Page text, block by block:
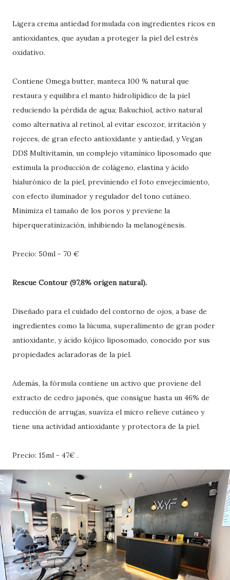
Ligera crema antiedad formulada con ingredientes ricos en
antioxidantes, que ayudan a proteger la piel del estrés
oxidativo.
Contiene Omega butter, manteca 100 % natural que
restaura y equilibra el manto hidrolipídico de la piel
reduciendo la pérdida de agua; Bakuchiol, activo natural
como alternativa al retinol, al evitar escozor, irritación y
rojeces, de gran efecto antioxidante y antiedad, y Vegan
DDS Multivitamin, un complejo vitamínico liposomado que
estimula la producción de colágeno, elastina y ácido
hialurónico de la piel, previniendo el foto envejecimiento,
con efecto iluminador y regulador del tono cutáneo.
Minimiza el tamaño de los poros y previene la
hiperqueratinización, inhibiendo la melanogénesis.
Precio: 50ml - 70 €
Rescue Contour (97,8% origen natural).
Diseñado para el cuidado del contorno de ojos, a base de
ingredientes como la lúcuma, superalimento de gran poder
antioxidante, y ácido kójico liposomado, conocido por sus
propiedades aclaradoras de la piel.
Además, la fórmula contiene un activo que proviene del
extracto de cedro japonés, que consigue hasta un 46% de
reducción de arrugas, suaviza el micro relieve cutáneo y
tiene una actividad antioxidante y protectora de la piel.
Precio: 15ml - 47€ .